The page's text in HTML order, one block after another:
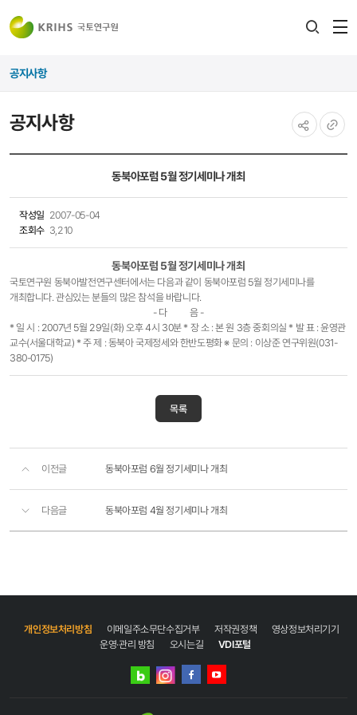
공지사항
공지사항
동북아포럼 5월 정기세미나 개최
작성일 2007-05-04
조회수 3,210
동북아포럼 5월 정기세미나 개최
국토연구원 동북아발전연구센터에서는 다음과 같이 동북아포럼 5월 정기세미나를
개최합니다. 관심있는 분들의 많은 참석을 바랍니다.
- 다 음 -
* 일 시 : 2007년 5월 29일(화) 오후 4시 30분 * 장 소 : 본 원 3층 중회의실 * 발 표 : 윤영관
교수(서울대학교) * 주 제 : 동북아 국제정세와 한반도평화 ※ 문의 : 이상준 연구위원(031-
380-0175)
목록
이전글 동북아포럼 6월 정기세미나 개최
다음글 동북아포럼 4월 정기세미나 개최
개인정보처리방침 이메일주소무단수집거부 저작권정책
영상정보처리기기
운영·관리 방침
오시는길 VDI포털
네이버
인스타그램